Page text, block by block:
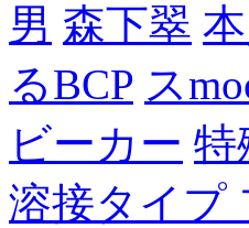
男 森下翠
るBCP ス
ビーカー 特
溶接タイプ